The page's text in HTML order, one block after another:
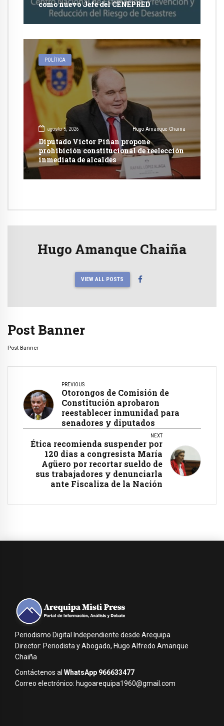
como nuevo Jefe del CENEPRED
POLÍTICA
agosto 5, 2026 Hugo Amanque Chaiña
Diputado Victor Piñan propone
prohibición constitucional de reelección
inmediata de alcaldes
Hugo Amanque Chaiña
VIEW ALL POSTS
Post Banner
Post Banner
PREVIOUS
Otorongos de Comisión de
Constitución aprobaron
reestablecer inmunidad para
senadores y diputados
NEXT
Ética recomienda suspender por
120 dias a congresista María
Agüero por recortar sueldo de
sus trabajadores y denunciarla
ante Fiscaliza de la Nación
Periodismo Digital Independiente desde Arequipa
Director: Periodista y Abogado, Hugo Alfredo Amanque
Chaiña
Contáctenos al WhatsApp 966633477
Correo electrónico: hugoarequipa1960@gmail.com